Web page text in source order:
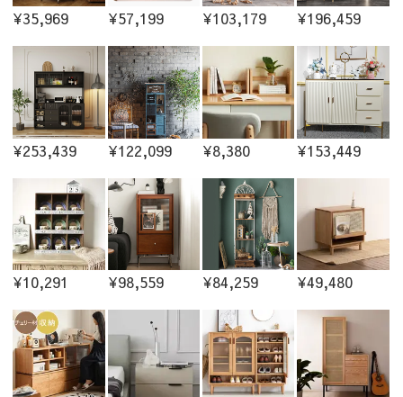
¥35,969 ¥57,199 ¥103,179 ¥196,459
¥253,439 ¥122,099 ¥8,380 ¥153,449
¥10,291 ¥98,559 ¥84,259 ¥49,480